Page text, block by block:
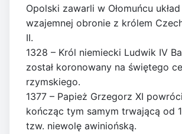
Opolski zawarli w Ołomuńcu
wzajemnej obronie z królem
II.
1328 – Król niemiecki Ludwik IV
został koronowany na świętego
rzymskiego.
1377 – Papież Grzegorz XI
kończąc tym samym trwającą od
tzw. niewolę awiniońską.